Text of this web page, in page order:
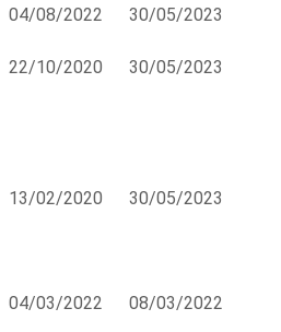
04/08/2022
30/05/2023
22/10/2020 30/05/2023
13/02/2020 30/05/2023
04/03/2022 08/03/2022